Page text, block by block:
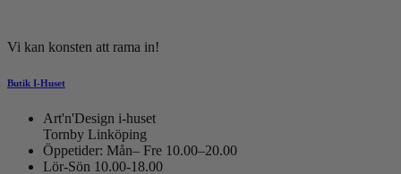
Vi kan konsten att rama in!
Butik I-Huset
Art'n'Design i-huset
Tornby Linköping
Öppetider: Mån– Fre 10.00–20.00
Lör-Sön 10.00-18.00